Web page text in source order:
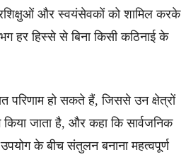
और स्वयंसेवकों को शामिल करके
हर हिस्से से बिना किसी कठिनाई के
परिणाम हो सकते हैं, जिससे उन क्षेत्रों
जाता है, और कहा कि सार्वजनिक
के बीच संतुलन बनाना महत्वपूर्ण